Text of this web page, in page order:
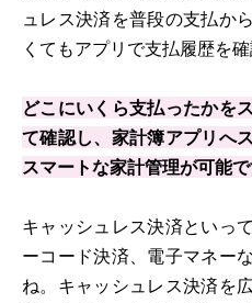
ュレス決済を普段の支払か
くてもアプリで支払履歴を
どこにいくら支払ったかを
て確認し、家計簿アプリへ
スマートな家計管理が可能で
キャッシュレス決済といっ
ーコード決済、電子マネー
ね。キャッシュレス決済を